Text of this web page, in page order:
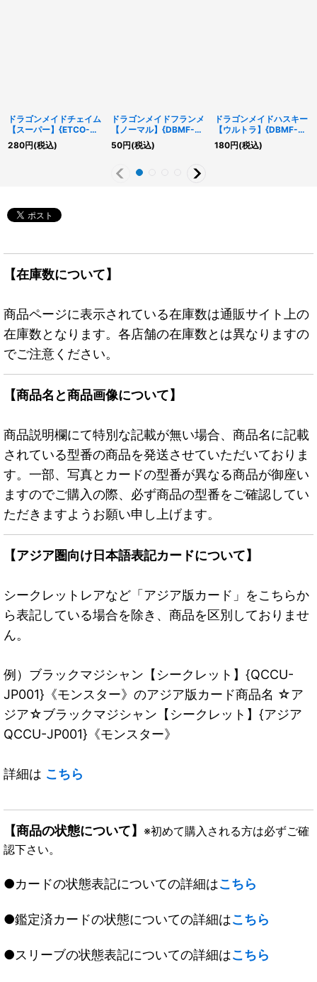
ドラゴンメイドチェイム
【スーパー】{ETCO-
JP026}《モンスター》
280円(税込)
ドラゴンメイドフランメ
【ノーマル】{DBMF-
JP019}《モンスター》
50円(税込)
ドラゴンメイドハスキー
【ウルトラ】{DBMF-
JP022}《融合》
180円(税込)
【在庫数について】
商品ページに表示されている在庫数は通販サイト上の
在庫数となります。各店舗の在庫数とは異なりますの
でご注意ください。
【商品名と商品画像について】
商品説明欄にて特別な記載が無い場合、商品名に記載
されている型番の商品を発送させていただいておりま
す。一部、写真とカードの型番が異なる商品が御座い
ますのでご購入の際、必ず商品の型番をご確認してい
ただきますようお願い申し上げます。
【アジア圏向け日本語表記カードについて】
シークレットレアなど「アジア版カード」をこちらか
ら表記している場合を除き、商品を区別しておりませ
ん。
例）ブラックマジシャン【シークレット】{QCCU-
JP001}《モンスター》のアジア版カード商品名 ☆ア
ジア☆ブラックマジシャン【シークレット】{アジア
QCCU-JP001}《モンスター》
詳細は こちら
【商品の状態について】 ※初めて購入される方は必ずご確
認下さい。
●カードの状態表記についての詳細はこちら
●鑑定済カードの状態についての詳細はこちら
●スリーブの状態表記についての詳細はこちら